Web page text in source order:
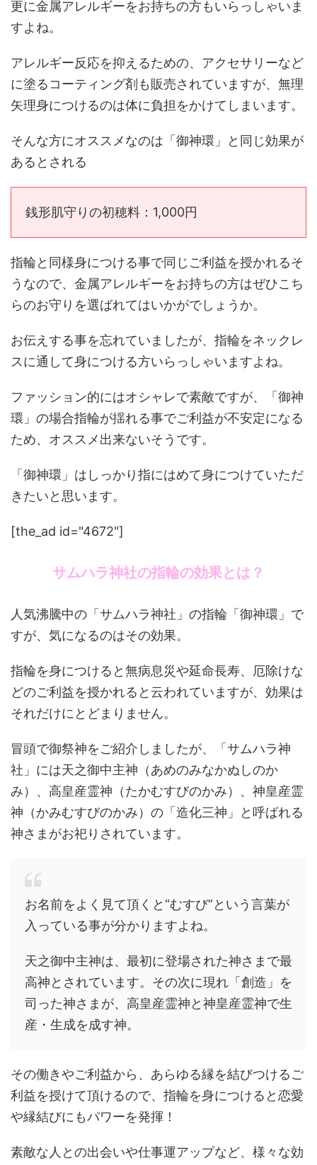
更に金属アレルギーをお持ちの方もいらっしゃいま
すよね。
アレルギー反応を抑えるための、アクセサリーなど
に塗るコーティング剤も販売されていますが、無理
矢理身につけるのは体に負担をかけてしまいます。
そんな方にオススメなのは「御神環」と同じ効果が
あるとされる
銭形肌守りの初穂料：1,000円
指輪と同様身につける事で同じご利益を授かれるそ
うなので、金属アレルギーをお持ちの方はぜひこち
らのお守りを選ばれてはいかがでしょうか。
お伝えする事を忘れていましたが、指輪をネックレ
スに通して身につける方いらっしゃいますよね。
ファッション的にはオシャレで素敵ですが、「御神
環」の場合指輪が揺れる事でご利益が不安定になる
ため、オススメ出来ないそうです。
「御神環」はしっかり指にはめて身につけていただ
きたいと思います。
[the_ad id="4672"]
サムハラ神社の指輪の効果とは？
人気沸騰中の「サムハラ神社」の指輪「御神環」で
すが、気になるのはその効果。
指輪を身につけると無病息災や延命長寿、厄除けな
どのご利益を授かれると云われていますが、効果は
それだけにとどまりません。
冒頭で御祭神をご紹介しましたが、「サムハラ神
社」には天之御中主神（あめのみなかぬしのか
み）、高皇産霊神（たかむすびのかみ）、神皇産霊
神（かみむすびのかみ）の「造化三神」と呼ばれる
神さまがお祀りされています。
お名前をよく見て頂くと“むすび”という言葉が
入っている事が分かりますよね。
天之御中主神は、最初に登場された神さまで最
高神とされています。その次に現れ 「創造」を
司った神さまが、 高皇産霊神と神皇産霊神で生
産・生成を成す神。
その働きやご利益から、あらゆる縁を結びつけるご
利益を授けて頂けるので、指輪を身につけると恋愛
や縁結びにもパワーを発揮！
素敵な人との出会いや仕事運アップなど、様々な効